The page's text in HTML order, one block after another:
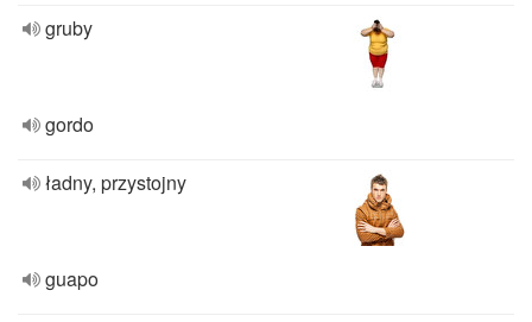
gruby
gordo
ładny, przystojny
guapo